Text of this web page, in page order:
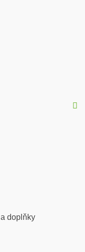
a doplňky